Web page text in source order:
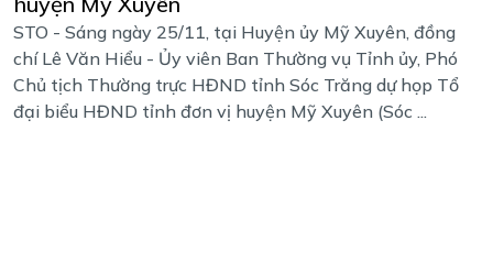
STO - Sáng ngày 25/11, tại Huyện ủy Mỹ Xuyên, đồng
chí Lê Văn Hiểu - Ủy viên Ban Thường vụ Tỉnh ủy, Phó
Chủ tịch Thường trực HĐND tỉnh Sóc Trăng dự họp Tổ
đại biểu HĐND tỉnh đơn vị huyện Mỹ Xuyên (Sóc ...